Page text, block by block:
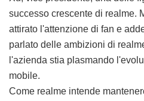
successo crescente di realme.
attirato l'attenzione di fan e
parlato delle ambizioni di
l'azienda stia plasmando
mobile.
Come realme intende